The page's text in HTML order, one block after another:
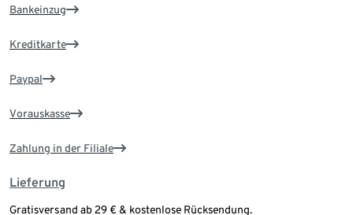
Bankeinzug
Kreditkarte
Paypal
Vorauskasse
Zahlung in der Filiale
Lieferung
Gratisversand ab 29 € & kostenlose Rücksendung.